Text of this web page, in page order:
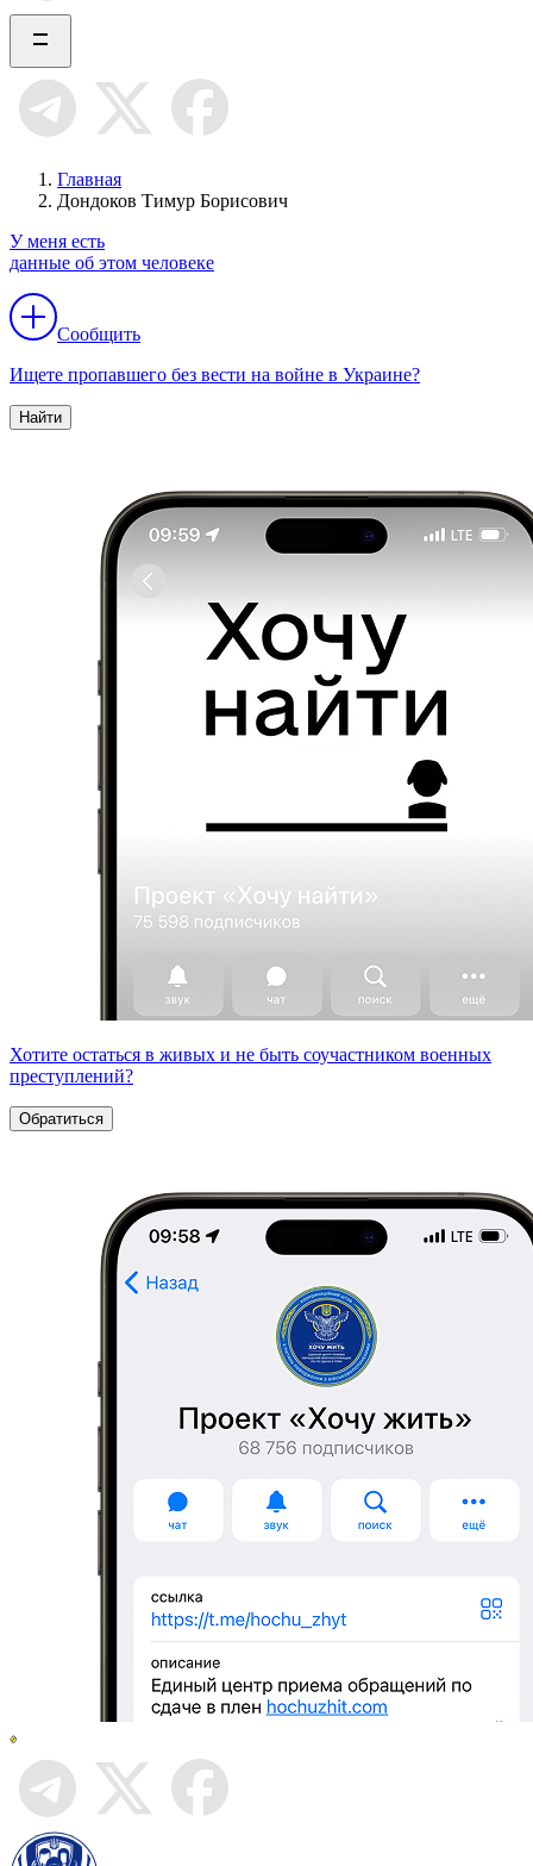
Главная
Дондоков Тимур Борисович
У меня есть
данные об этом человеке
Сообщить
Ищете пропавшего без вести на войне в Украине?
Найти
Хотите остаться в живых и не быть соучастником военных
преступлений?
Обратиться